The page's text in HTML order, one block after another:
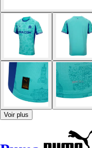
Voir plus